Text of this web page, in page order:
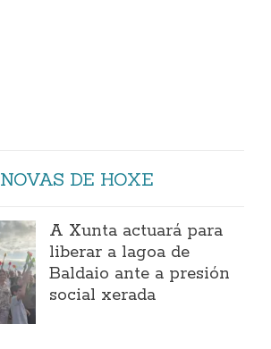
NOVAS DE HOXE
A Xunta actuará para
liberar a lagoa de
Baldaio ante a presión
social xerada